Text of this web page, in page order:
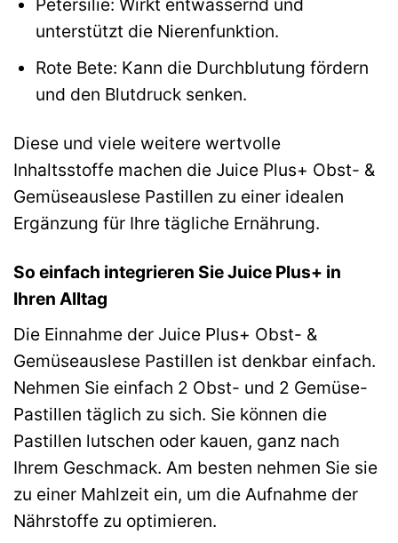
Petersilie: Wirkt entwässernd und
unterstützt die Nierenfunktion.
Rote Bete: Kann die Durchblutung fördern
und den Blutdruck senken.
Diese und viele weitere wertvolle
Inhaltsstoffe machen die Juice Plus+ Obst- &
Gemüseauslese Pastillen zu einer idealen
Ergänzung für Ihre tägliche Ernährung.
So einfach integrieren Sie Juice Plus+ in
Ihren Alltag
Die Einnahme der Juice Plus+ Obst- &
Gemüseauslese Pastillen ist denkbar einfach.
Nehmen Sie einfach 2 Obst- und 2 Gemüse-
Pastillen täglich zu sich. Sie können die
Pastillen lutschen oder kauen, ganz nach
Ihrem Geschmack. Am besten nehmen Sie sie
zu einer Mahlzeit ein, um die Aufnahme der
Nährstoffe zu optimieren.